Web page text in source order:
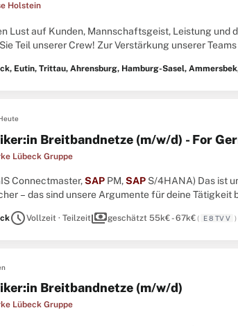
Holstein
Lust auf Kunden, Mannschaftsgeist, Leistung und
Teil unserer Crew! Zur Verstärkung unserer
Eutin, Trittau, Ahrensburg, Hamburg-Sasel,
Breitbandnetze (m/w/d) - For
Lübeck Gruppe
Connectmaster,SAP PM,SAP S/4HANA) Das ist
– das sind unsere Argumente für deine
scheduleVollzeit · Teilzeitpaymentsgeschätzt 55k€ - 67k€( E 8 TV V )
Breitbandnetze (m/w/d)
Lübeck Gruppe